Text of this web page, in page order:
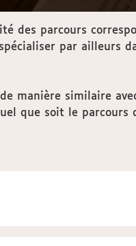
des parcours
par ailleurs
manière similaire
que soit le parcours